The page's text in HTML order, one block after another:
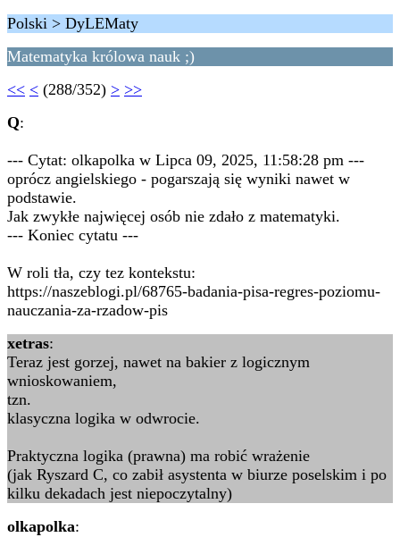
Polski > DyLEMaty
Matematyka królowa nauk ;)
<< < (288/352) > >>
Q:
--- Cytat: olkapolka w Lipca 09, 2025, 11:58:28 pm ---
oprócz angielskiego - pogarszają się wyniki nawet w
podstawie.
Jak zwykłe najwięcej osób nie zdało z matematyki.
--- Koniec cytatu ---
W roli tła, czy tez kontekstu:
https://naszeblogi.pl/68765-badania-pisa-regres-poziomu-
nauczania-za-rzadow-pis
xetras:
Teraz jest gorzej, nawet na bakier z logicznym
wnioskowaniem,
tzn.
klasyczna logika w odwrocie.
Praktyczna logika (prawna) ma robić wrażenie
(jak Ryszard C, co zabił asystenta w biurze poselskim i po
kilku dekadach jest niepoczytalny)
olkapolka: